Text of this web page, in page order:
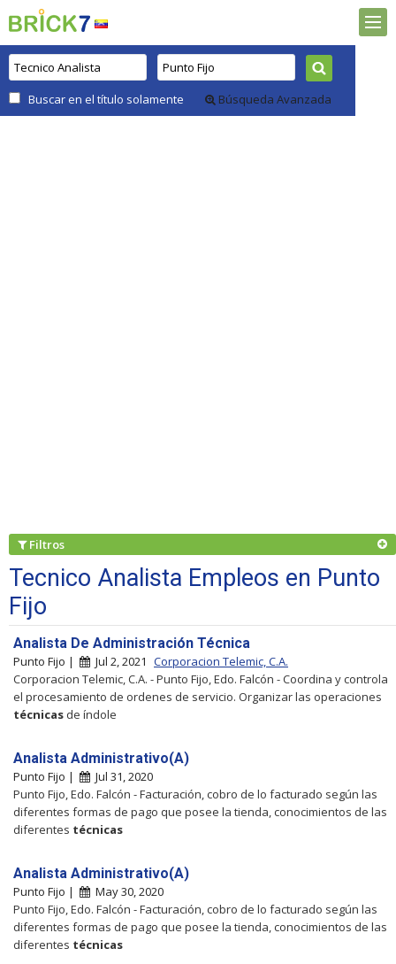
Buscar en el título solamente Búsqueda Avanzada
Filtros
Tecnico Analista Empleos en Punto
Fijo
Analista De Administración Técnica
Punto Fijo | Jul 2, 2021 Corporacion Telemic, C.A.
Corporacion Telemic, C.A. - Punto Fijo, Edo. Falcón - Coordina y controla
el procesamiento de ordenes de servicio. Organizar las operaciones
técnicas de índole
Analista Administrativo(A)
Punto Fijo |
Jul 31, 2020
Punto Fijo, Edo. Falcón - Facturación, cobro de lo facturado según las
diferentes formas de pago que posee la tienda, conocimientos de las
diferentes técnicas
Analista Administrativo(A)
Punto Fijo |
May 30, 2020
Punto Fijo, Edo. Falcón - Facturación, cobro de lo facturado según las
diferentes formas de pago que posee la tienda, conocimientos de las
diferentes técnicas